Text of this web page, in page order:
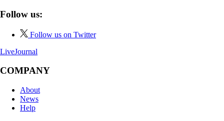
Follow us:
Follow us on Twitter
LiveJournal
COMPANY
About
News
Help